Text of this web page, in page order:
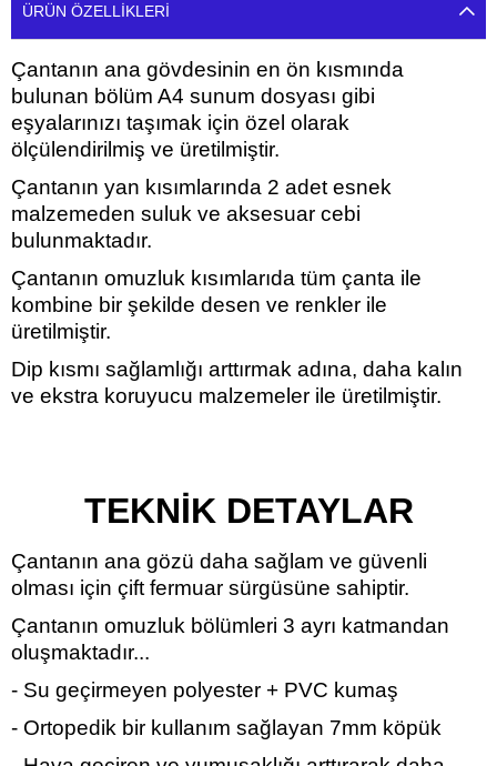
ÜRÜN ÖZELLIKLERI
Çantanın ana gövdesinin en ön kısmında
bulunan bölüm A4 sunum dosyası gibi
eşyalarınızı taşımak için özel olarak
ölçülendirilmiş ve üretilmiştir.
Çantanın yan kısımlarında 2 adet esnek
malzemeden suluk ve aksesuar cebi
bulunmaktadır.
Çantanın omuzluk kısımlarıda tüm çanta ile
kombine bir şekilde desen ve renkler ile
üretilmiştir.
Dip kısmı sağlamlığı arttırmak adına, daha kalın
ve ekstra koruyucu malzemeler ile üretilmiştir.
TEKNİK DETAYLAR
Çantanın ana gözü daha sağlam ve güvenli
olması için çift fermuar sürgüsüne sahiptir.
Çantanın omuzluk bölümleri 3 ayrı katmandan
oluşmaktadır...
- Su geçirmeyen polyester + PVC kumaş
- Ortopedik bir kullanım sağlayan 7mm köpük